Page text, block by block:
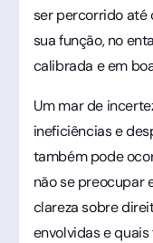
ser percorrido até
sua função, no
calibrada e em
Um mar de
ineficiências e
também pode
não se preocupar
clareza sobre
envolvidas e